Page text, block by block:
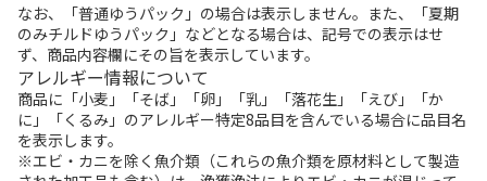
なお、「普通ゆうパック」の場合は表示しません。また、「夏期
のみチルドゆうパック」などとなる場合は、記号での表示はせ
ず、商品内容欄にその旨を表示しています。
アレルギー情報について
商品に「小麦」「そば」「卵」「乳」「落花生」「えび」「か
に」「くるみ」のアレルギー特定8品目を含んでいる場合に品目名
を表示します。
※エビ・カニを除く魚介類（これらの魚介類を原材料として製造